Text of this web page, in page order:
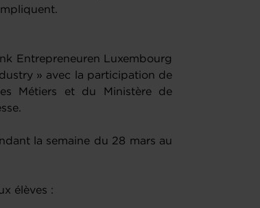
Entrepreneuren Luxembourg
» avec la participation de
Métiers et du Ministère de
la semaine du 28 mars au
élèves :